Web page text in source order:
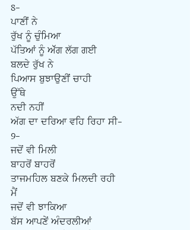
8-
ਪਾਣੀਂ ਨੇ
ਰੁੱਖ ਨੂੰ ਚੁੰਮਿਆ
ਪੱਤਿਆਂ ਨੂੰ ਅੱੱਗ ਲੱਗ ਗਈ
ਬਲਦੇ ਰੁੱਖ ਨੇ
ਪਿਆਸ ਬੁਝਾਉਣੀਂ ਚਾਹੀ
ਉੱਥੇ
ਨਦੀ ਨਹੀਂ
ਅੱਗ ਦਾ ਦਰਿਆ ਵਹਿ ਰਿਹਾ ਸੀ-
9-
ਜਦੋਂ ਵੀ ਮਿਲੀ
ਬਾਹਰੋਂ ਬਾਹਰੋਂ
ਤਾਜਮਹਿਲ ਬਣਕੇ ਮਿਲਦੀ ਰਹੀ
ਮੈਂ
ਜਦੋਂ ਵੀ ਝਾਕਿਆ
ਬੱਸ ਆਪਣੇਂ ਅੰਦਰਲੀਆਂ